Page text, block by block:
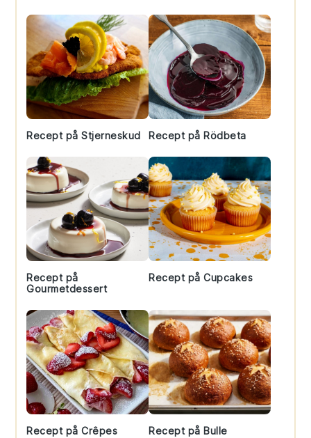
Recept på Stjerneskud Recept på Rödbeta
Recept på
Gourmetdessert
Recept på Cupcakes
Recept på Crêpes Recept på Bulle